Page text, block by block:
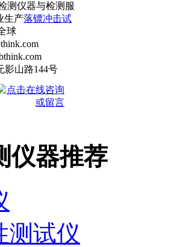
测仪器与检测服
生产落镖冲击试
球
影山路144号
仪器推荐
测试仪